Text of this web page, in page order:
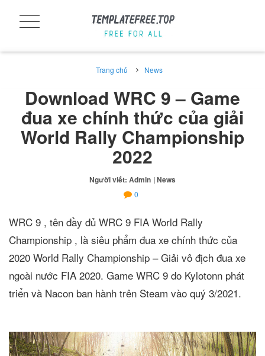
Trang chủ News
Download WRC 9 – Game
đua xe chính thức của giải
World Rally Championship
2022
Người viết: Admin | News
0
WRC 9 , tên đầy đủ WRC 9 FIA World Rally
Championship , là siêu phẩm đua xe chính thức của
2020 World Rally Championship – Giải vô địch đua xe
ngoài nước FIA 2020. Game WRC 9 do Kylotonn phát
triển và Nacon ban hành trên Steam vào quý 3/2021.